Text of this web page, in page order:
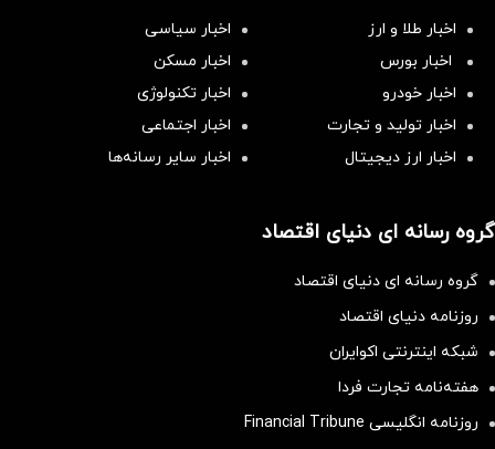
اخبار طلا و ارز
اخبار سیاسی
اخبار بورس
اخبار مسکن
اخبار خودرو
اخبار تکنولوژی
اخبار تولید و تجارت
اخبار اجتماعی
اخبار ارز دیجیتال
اخبار سایر رسانه‌‌ها
گروه رسانه ای دنیای اقتصاد
گروه رسانه ای دنیای اقتصاد
روزنامه دنیای اقتصاد
شبکه اینترنتی اکوایران
هفته‌نامه تجارت فردا
روزنامه انگلیسی Financial Tribune